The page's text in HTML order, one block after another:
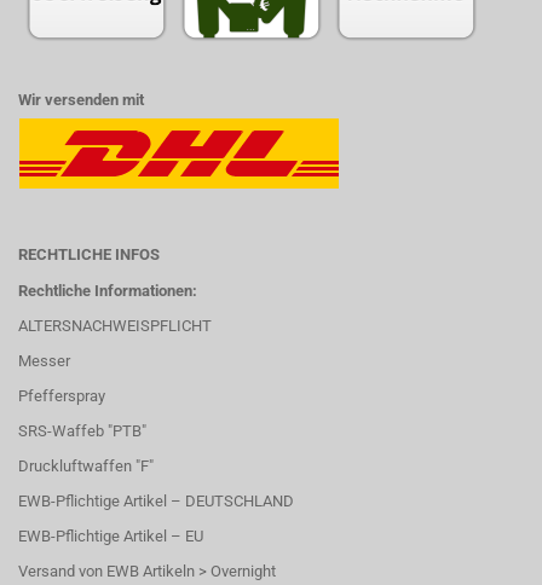
Wir versenden mit
RECHTLICHE INFOS
Rechtliche Informationen:
ALTERSNACHWEISPFLICHT
Messer
Pfefferspray
SRS-Waffeb "PTB"
Druckluftwaffen "F"
EWB-Pflichtige Artikel – DEUTSCHLAND
EWB-Pflichtige Artikel – EU
Versand von EWB Artikeln > Overnight